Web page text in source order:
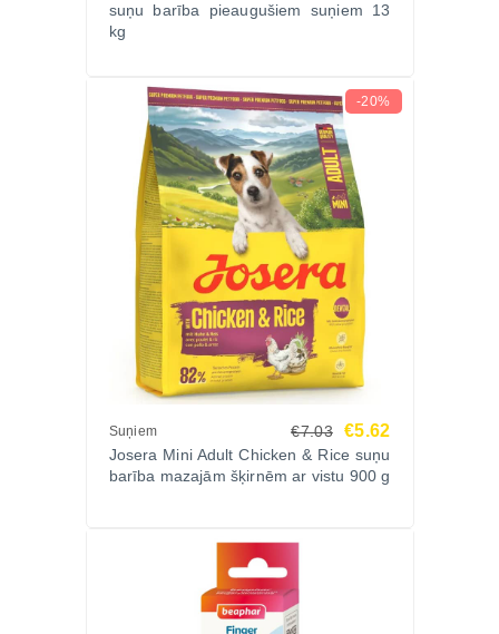
suņu barība pieaugušiem suņiem 13
kg
-20%
Suņiem €7.03 €5.62
Josera Mini Adult Chicken & Rice suņu
barība mazajām šķirnēm ar vistu 900 g